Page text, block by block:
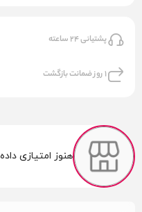
برد 25متر
پشتیانی 24 ساعته
1 روز ضمانت بازگشت
هنوز امتیازی